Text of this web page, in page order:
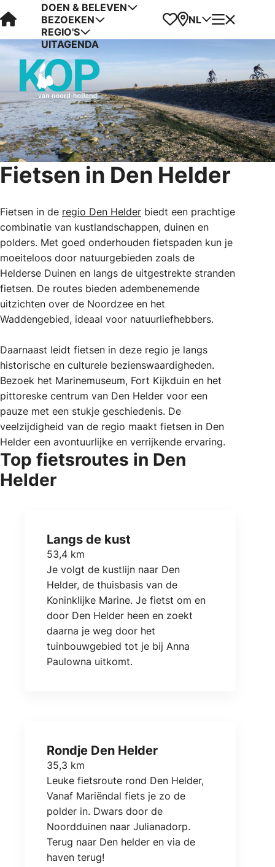
Visit Kop van Holland
DOEN & BELEVEN
BEZOEKEN
REGIO'S
UITAGENDA
Favorieten
Kaart
NL Menu
Fietsen in Den Helder
Fietsen in de regio Den Helder biedt een prachtige
combinatie van kustlandschappen, duinen en
polders. Met goed onderhouden fietspaden kun je
moeiteloos door natuurgebieden zoals de
Helderse Duinen en langs de uitgestrekte stranden
fietsen. De routes bieden adembenemende
uitzichten over de Noordzee en het
Waddengebied, ideaal voor natuurliefhebbers.
Daarnaast leidt fietsen in deze regio je langs
historische en culturele bezienswaardigheden.
Bezoek het Marinemuseum, Fort Kijkduin en het
pittoreske centrum van Den Helder voor een
pauze met een stukje geschiedenis. De
veelzijdigheid van de regio maakt fietsen in Den
Helder een avontuurlijke en verrijkende ervaring.
Top fietsroutes in Den
Helder
Langs de kust
53,4 km
Je volgt de kustlijn naar Den
Helder, de thuisbasis van de
Koninklijke Marine. Je fietst om en
door Den Helder heen en zoekt
daarna je weg door het
tuinbouwgebied tot je bij Anna
Paulowna uitkomt.
Rondje Den Helder
35,3 km
Leuke fietsroute rond Den Helder,
Vanaf Mariëndal fiets je zo de
polder in. Dwars door de
Noordduinen naar Julianadorp.
Terug naar Den helder en via de
haven terug!